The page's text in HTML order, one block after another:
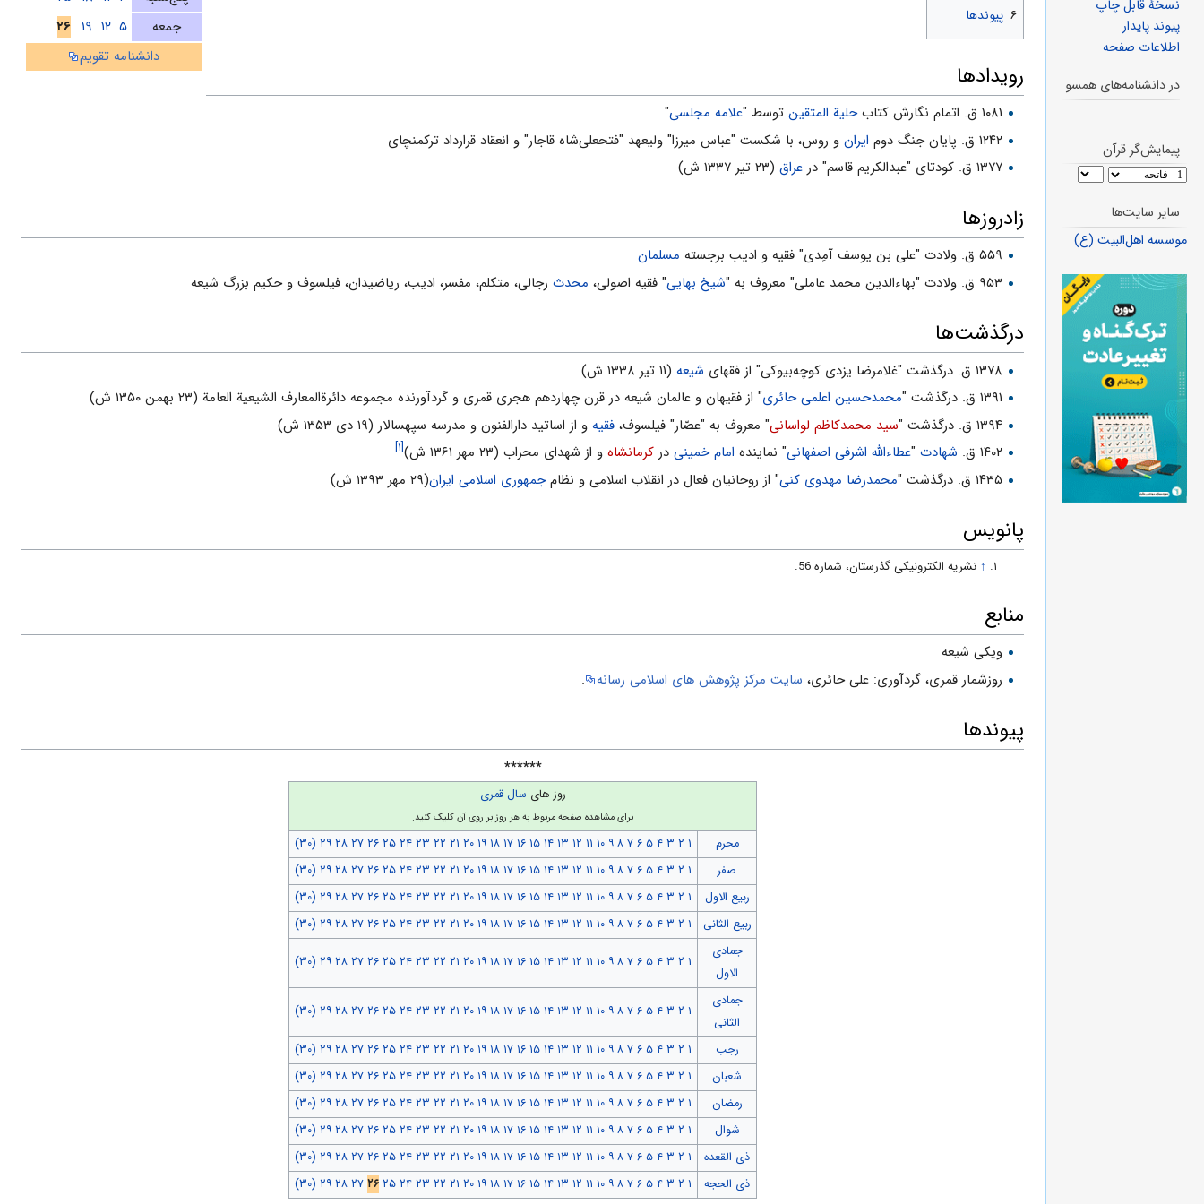
جمعه
۵ ۱۲ ۱۹ ۲۶
دانشنامه تقویم
۶ پیوندها
رویدادها
۱۰۸۱ ق. اتمام نگارش کتاب حلیة المتقینتوسط "علامه مجلسی"
۱۲۴۲ ق. پایان جنگ دوم
ایرانو روس، با شکست "عباس میرزا" ولیعهد "فتحعلی‌شاه قاجار" و انعقاد قرارداد ترکمنچای
۱۳۷۷ ق. کودتای "عبدالکریم قاسم" در
عراق(۲۳ تیر ۱۳۳۷ ش)
زادروزها
۵۵۹ ق. ولادت "علی بن یوسف آمِدی" فقیه و ادیب برجسته
مسلمان
۹۵۳ ق. ولادت "بهاءالدین محمد عاملی" معروف به "
شیخ بهایی" فقیه اصولی، محدثرجالی، متکلم، مفسر، ادیب، ریاضیدان، فیلسوف و حکیم بزرگ شیعه
درگذشت‌ها
۱۳۷۸ ق. درگذشت "غلامرضا یزدی کوچه‌بیوکی" از فقهای شیعه(۱۱ تیر ۱۳۳۸ ش)
۱۳۹۱ ق. درگذشت "
محمدحسین اعلمی حائری" از فقیهان و عالمان شیعه در قرن چهاردهم هجری قمری و گردآورنده مجموعه دائرةالمعارف الشیعیة العامة (۲۳ بهمن ۱۳۵۰ ش)
۱۳۹۴ ق. درگذشت "
سید محمدکاظم لواسانی" معروف به "عصّار" فیلسوف، فقیهو از اساتید دارالفنون و مدرسه سپهسالار (۱۹ دی ۱۳۵۳ ش)
۱۴۰۲ ق.
شهادت"عطاءالله اشرفی اصفهانی" نماینده امام خمینیدر کرمانشاهو از شهدای محراب (۲۳ مهر ۱۳۶۱ ش) [۱]
۱۴۳۵ ق. درگذشت " محمدرضا مهدوی کنی" از روحانیان فعال در انقلاب اسلامی و نظامجمهوری اسلامی ایران(۲۹ مهر ۱۳۹۳ ش)
پانویس
↑ نشریه الکترونیکی گذرستان، شماره 56.
منابع
ویکی شیعه
روزشمار قمرى، گردآورى: على حائرى، سایت مركز پژوهش هاى اسلامى رسانه .
پیوندها
******
روز های سال قمری
برای مشاهده صفحه مربوط به هر روز بر روی آن کلیک کنید.
محرم ۱ ۲ ۳ ۴ ۵ ۶ ۷ ۸ ۹ ۱۰ ۱۱ ۱۲ ۱۳ ۱۴ ۱۵ ۱۶ ۱۷ ۱۸ ۱۹ ۲۰ ۲۱ ۲۲ ۲۳ ۲۴ ۲۵ ۲۶ ۲۷ ۲۸ ۲۹ (۳۰)
صفر
۱ ۲ ۳ ۴ ۵ ۶ ۷ ۸ ۹ ۱۰ ۱۱ ۱۲ ۱۳ ۱۴ ۱۵ ۱۶ ۱۷ ۱۸ ۱۹ ۲۰ ۲۱ ۲۲ ۲۳ ۲۴ ۲۵ ۲۶ ۲۷ ۲۸ ۲۹ (۳۰)
ربیع الاول
۱ ۲ ۳ ۴ ۵ ۶ ۷ ۸ ۹ ۱۰ ۱۱ ۱۲ ۱۳ ۱۴ ۱۵ ۱۶ ۱۷ ۱۸ ۱۹ ۲۰ ۲۱ ۲۲ ۲۳ ۲۴ ۲۵ ۲۶ ۲۷ ۲۸ ۲۹ (۳۰)
ربیع الثانی
۱ ۲ ۳ ۴ ۵ ۶ ۷ ۸ ۹ ۱۰ ۱۱ ۱۲ ۱۳ ۱۴ ۱۵ ۱۶ ۱۷ ۱۸ ۱۹ ۲۰ ۲۱ ۲۲ ۲۳ ۲۴ ۲۵ ۲۶ ۲۷ ۲۸ ۲۹ (۳۰)
جمادی
الاول
۱ ۲ ۳ ۴ ۵ ۶ ۷ ۸ ۹ ۱۰ ۱۱ ۱۲ ۱۳ ۱۴ ۱۵ ۱۶ ۱۷ ۱۸ ۱۹ ۲۰ ۲۱ ۲۲ ۲۳ ۲۴ ۲۵ ۲۶ ۲۷ ۲۸ ۲۹ (۳۰)
جمادی
الثانی
۱ ۲ ۳ ۴ ۵ ۶ ۷ ۸ ۹ ۱۰ ۱۱ ۱۲ ۱۳ ۱۴ ۱۵ ۱۶ ۱۷ ۱۸ ۱۹ ۲۰ ۲۱ ۲۲ ۲۳ ۲۴ ۲۵ ۲۶ ۲۷ ۲۸ ۲۹ (۳۰)
رجب ۱ ۲ ۳ ۴ ۵ ۶ ۷ ۸ ۹ ۱۰ ۱۱ ۱۲ ۱۳ ۱۴ ۱۵ ۱۶ ۱۷ ۱۸ ۱۹ ۲۰ ۲۱ ۲۲ ۲۳ ۲۴ ۲۵ ۲۶ ۲۷ ۲۸ ۲۹ (۳۰)
شعبان
۱ ۲ ۳ ۴ ۵ ۶ ۷ ۸ ۹ ۱۰ ۱۱ ۱۲ ۱۳ ۱۴ ۱۵ ۱۶ ۱۷ ۱۸ ۱۹ ۲۰ ۲۱ ۲۲ ۲۳ ۲۴ ۲۵ ۲۶ ۲۷ ۲۸ ۲۹ (۳۰)
رمضان
۱ ۲ ۳ ۴ ۵ ۶ ۷ ۸ ۹ ۱۰ ۱۱ ۱۲ ۱۳ ۱۴ ۱۵ ۱۶ ۱۷ ۱۸ ۱۹ ۲۰ ۲۱ ۲۲ ۲۳ ۲۴ ۲۵ ۲۶ ۲۷ ۲۸ ۲۹ (۳۰)
شوال
۱ ۲ ۳ ۴ ۵ ۶ ۷ ۸ ۹ ۱۰ ۱۱ ۱۲ ۱۳ ۱۴ ۱۵ ۱۶ ۱۷ ۱۸ ۱۹ ۲۰ ۲۱ ۲۲ ۲۳ ۲۴ ۲۵ ۲۶ ۲۷ ۲۸ ۲۹ (۳۰)
ذی القعده
۱ ۲ ۳ ۴ ۵ ۶ ۷ ۸ ۹ ۱۰ ۱۱ ۱۲ ۱۳ ۱۴ ۱۵ ۱۶ ۱۷ ۱۸ ۱۹ ۲۰ ۲۱ ۲۲ ۲۳ ۲۴ ۲۵ ۲۶ ۲۷ ۲۸ ۲۹ (۳۰)
ذی الحجه
۱ ۲ ۳ ۴ ۵ ۶ ۷ ۸ ۹ ۱۰ ۱۱ ۱۲ ۱۳ ۱۴ ۱۵ ۱۶ ۱۷ ۱۸ ۱۹ ۲۰ ۲۱ ۲۲ ۲۳ ۲۴ ۲۵ ۲۶ ۲۷ ۲۸ ۲۹ (۳۰)
نسخهٔ قابل چاپ
پیوند پایدار
اطلاعات صفحه
در دانشنامه‌های همسو
پیمایش‌گر قرآن
سایر سایت‌ها
موسسه اهل‌البیت (ع)